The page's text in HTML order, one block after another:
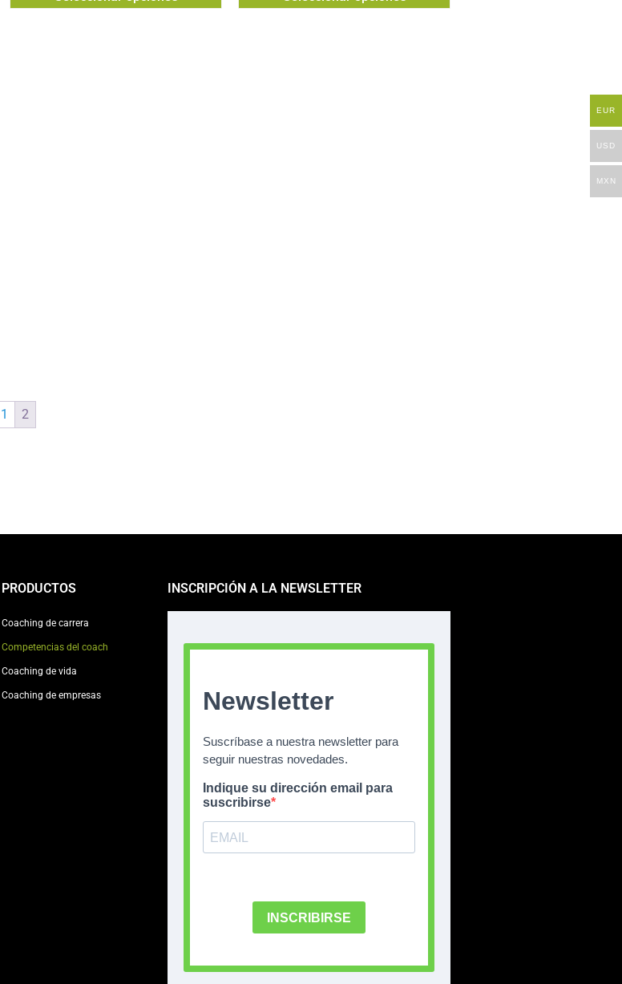
1 2
PRODUCTOS
Coaching de carrera
Competencias del coach
Coaching de vida
Coaching de empresas
INSCRIPCIÓN A LA NEWSLETTER
EUR
USD
MXN